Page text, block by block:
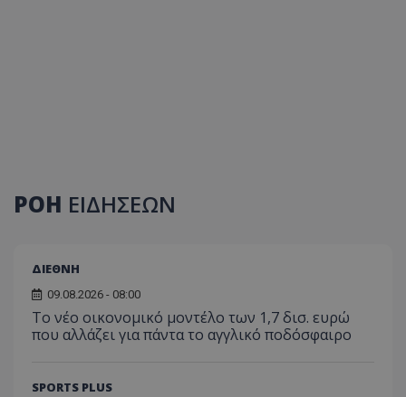
ΡΟΗ ΕΙΔΗΣΕΩΝ
ΔΙΕΘΝΗ
09.08.2026 - 08:00
Το νέο οικονομικό μοντέλο των 1,7 δισ. ευρώ
που αλλάζει για πάντα το αγγλικό ποδόσφαιρο
SPORTS PLUS